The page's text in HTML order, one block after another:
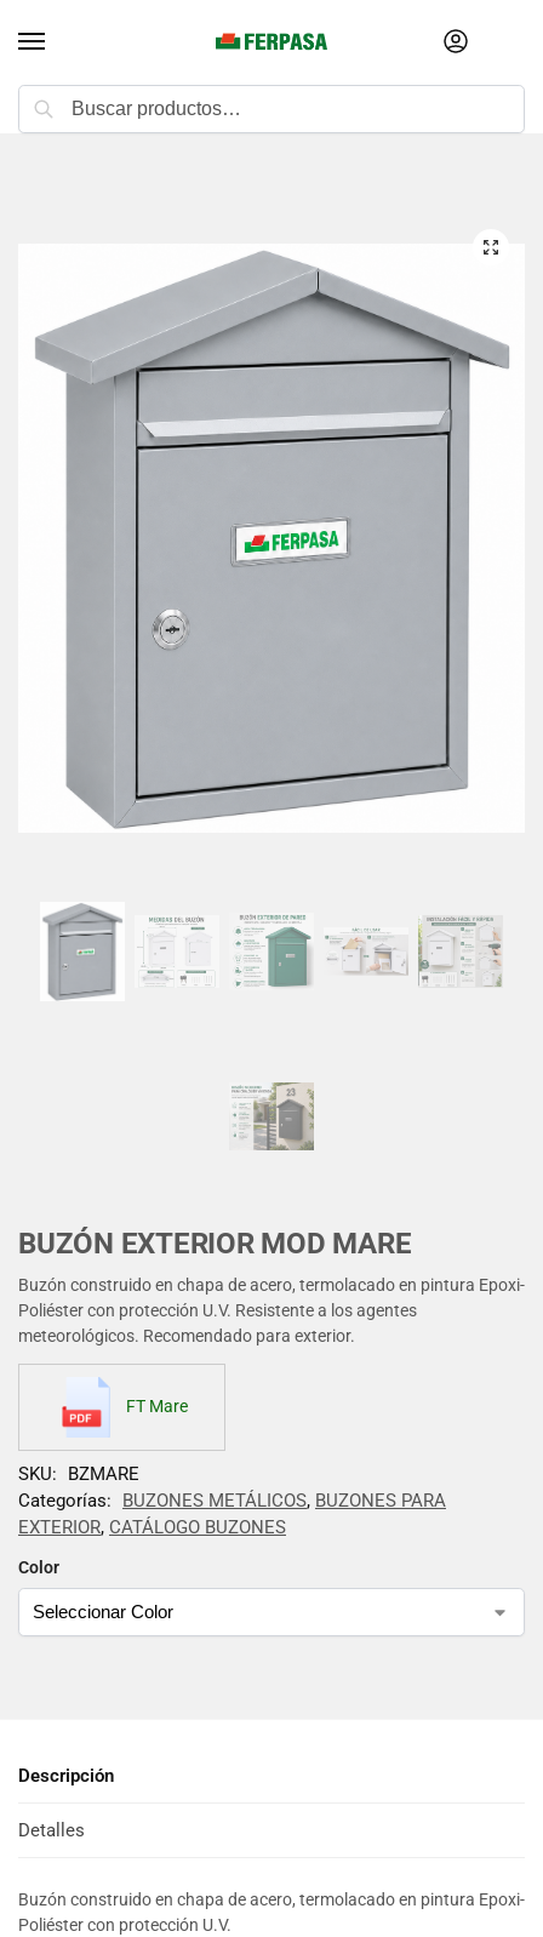
BUZÓN EXTERIOR MOD MARE
Color
SKU:
BZMARE
Categorías:
BUZONES METÁLICOS, BUZONES PARA
EXTERIOR, CATÁLOGO BUZONES
Buzón construido en chapa de acero, termolacado en pintura Epoxi-
Poliéster con protección U.V. Resistente a los agentes
meteorológicos. Recomendado para exterior.
FT Mare
Descripción
Detalles
Buzón construido en chapa de acero, termolacado en pintura Epoxi-
Poliéster con protección U.V.